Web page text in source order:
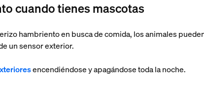
cuando tienes mascotas
hambriento en busca de comida, los animales
un sensor exterior.
encendiéndose y apagándose toda la noche.